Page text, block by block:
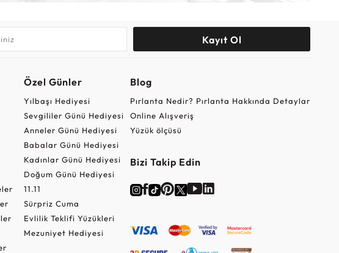
Kayıt Ol
Özel Günler
Yılbaşı Hediyesi
Sevgililer Günü Hediyesi
Anneler Günü Hediyesi
Babalar Günü Hediyesi
Kadınlar Günü Hediyesi
Doğum Günü Hediyesi
11.11
Sürpriz Cuma
Evlilik Teklifi Yüzükleri
Mezuniyet Hediyesi
Blog
Pırlanta Nedir? Pırlanta Hakkında Detaylar
Online Alışveriş
Yüzük ölçüsü
Bizi Takip Edin